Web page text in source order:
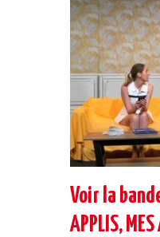
Voir la
APPLIS, MES